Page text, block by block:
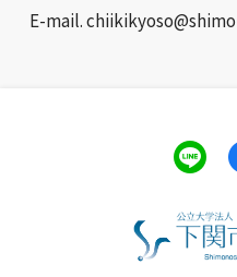
E-mail.